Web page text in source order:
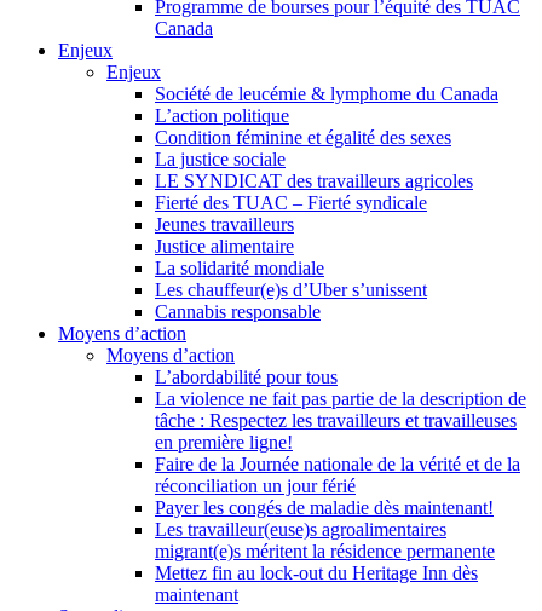
Programme de bourses pour l’équité des TUAC
Canada
Enjeux
Enjeux
Société de leucémie & lymphome du Canada
L’action politique
Condition féminine et égalité des sexes
La justice sociale
LE SYNDICAT des travailleurs agricoles
Fierté des TUAC – Fierté syndicale
Jeunes travailleurs
Justice alimentaire
La solidarité mondiale
Les chauffeur(e)s d’Uber s’unissent
Cannabis responsable
Moyens d’action
Moyens d’action
L’abordabilité pour tous
La violence ne fait pas partie de la description de
tâche : Respectez les travailleurs et travailleuses
en première ligne!
Faire de la Journée nationale de la vérité et de la
réconciliation un jour férié
Payer les congés de maladie dès maintenant!
Les travailleur(euse)s agroalimentaires
migrant(e)s méritent la résidence permanente
Mettez fin au lock-out du Heritage Inn dès
maintenant